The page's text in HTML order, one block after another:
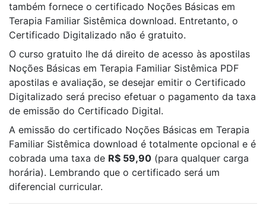
também fornece o certificado Noções Básicas em
Terapia Familiar Sistêmica download. Entretanto, o
Certificado Digitalizado não é gratuito.
O curso gratuito lhe dá direito de acesso às apostilas
Noções Básicas em Terapia Familiar Sistêmica PDF
apostilas e avaliação, se desejar emitir o Certificado
Digitalizado será preciso efetuar o pagamento da taxa
de emissão do Certificado Digital.
A emissão do certificado Noções Básicas em Terapia
Familiar Sistêmica download é totalmente opcional e é
cobrada uma taxa de R$ 59,90 (para qualquer carga
horária). Lembrando que o certificado será um
diferencial curricular.